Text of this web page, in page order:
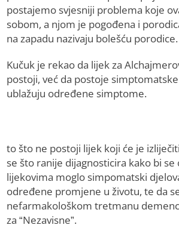
postajemo svjesniji problema koje
sobom, a njom je pogođena i
na zapadu nazivaju bolešću porodice.
Kučuk je rekao da lijek za
postoji, već da postoje
ublažuju određene simptome.
to što ne postoji lijek koji će je
se što ranije dijagnosticira kako bi
lijekovima moglo simpomatski
određene promjene u životu, te da
nefarmakološkom tretmanu
za “Nezavisne”.